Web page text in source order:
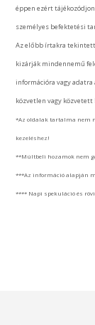
éppen ezért
személyes befektetési
Az előbb írtakra
kizárják mindennemű
információra vagy
közvetlen vagy közvetett
*Az oldalak tartalma nem
kezeléshez!
**Múltbeli hozamok nem
***Az információ alapján
**** Napi spekuláció és